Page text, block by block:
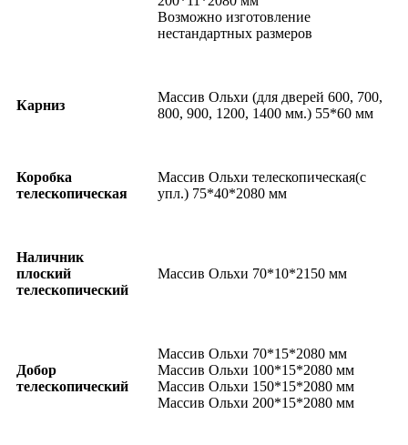
Возможно изготовление
нестандартных размеров
Карниз
Массив Ольхи (для дверей 600, 700,
800, 900, 1200, 1400 мм.) 55*60 мм
Коробка
телескопическая
Массив Ольхи телескопическая(с
упл.) 75*40*2080 мм
Наличник
плоский
телескопический
Массив Ольхи 70*10*2150 мм
Добор
телескопический
Массив Ольхи 70*15*2080 мм
Массив Ольхи 100*15*2080 мм
Массив Ольхи 150*15*2080 мм
Массив Ольхи 200*15*2080 мм